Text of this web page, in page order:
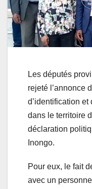
Les députés
rejeté l’annonce
d’identification et
dans le territoire
déclaration
Inongo.
Pour eux, le fait
avec un